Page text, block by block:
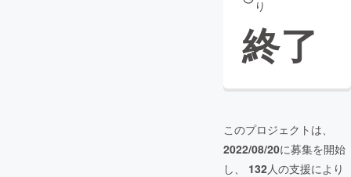
り
終了
このプロジェクトは、
2022/08/20に募集を開始
し、 132人の支援により